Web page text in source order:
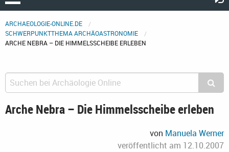
ARCHAEOLOGIE-ONLINE.DE
SCHWERPUNKTTHEMA ARCHÄOASTRONOMIE
ARCHE NEBRA – DIE HIMMELSSCHEIBE ERLEBEN
Arche Nebra – Die Himmelsscheibe erleben
von Manuela Werner
veröffentlicht am 12.10.2007